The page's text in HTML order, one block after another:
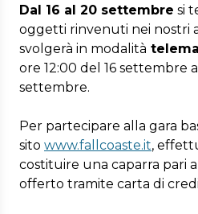
Dal 16 al 20 settembre si
oggetti rinvenuti nei nostri
svolgerà in modalità
ore 12:00 del 16 settembre
settembre.
Per partecipare alla gara
sito www.fallcoaste.it,
costituire una caparra pari
offerto tramite carta di